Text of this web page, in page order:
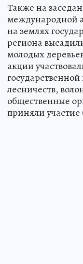
Также на
международной
на землях
региона
молодых
акции
лесничеств,
общественные
приняли участие